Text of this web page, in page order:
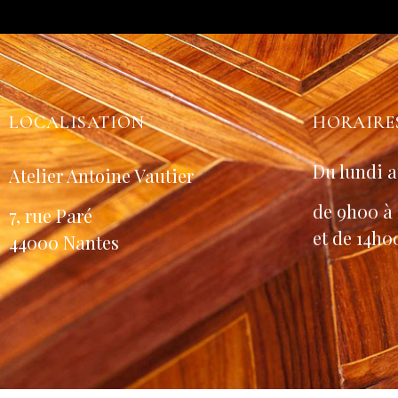
LOCALISATION
Atelier Antoine Vautier
7, rue Paré
44000 Nantes
Du lundi
de 9h00 à
et de